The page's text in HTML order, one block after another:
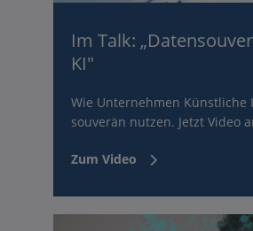
Im Talk:
KI"
Wie Unternehmen Künstliche
souverän nutzen. Jetzt Video
Zum Video